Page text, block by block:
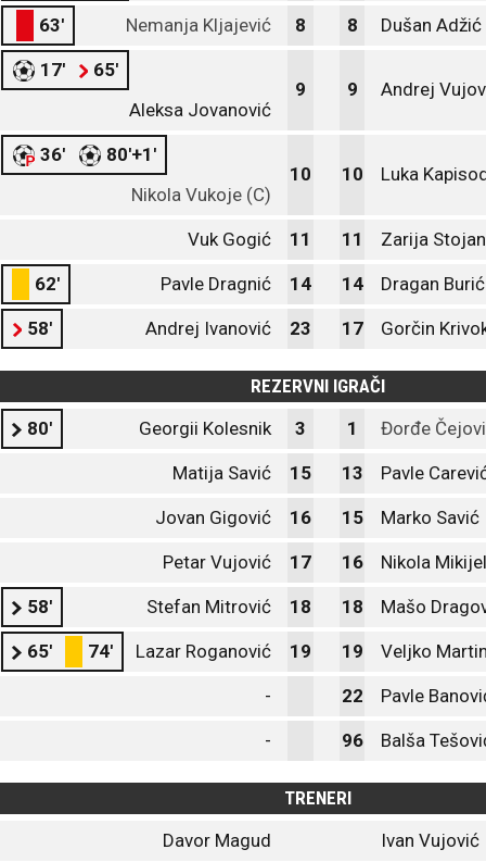
63' Nemanja Kljajević 8 8 Dušan Adžić
17'
65'
Aleksa Jovanović
9 9 Andrej
36'
80'+1'
Nikola Vukoje (C)
10 10 Luka
Vuk Gogić 11 11 Zarija
62' Pavle Dragnić 14 14 Dragan Burić
58' Andrej Ivanović 23 17 Gorčin
REZERVNI IGRAČI
80'
Georgii Kolesnik 3 1 Đorđe
Matija Savić 15 13 Pavle
Jovan Gigović 16 15 Marko Savić
Petar Vujović 17 16 Nikola
58' Stefan Mitrović 18 18 Mašo
65' 74' Lazar Roganović 19 19 Veljko
- 22 Pavle
- 96 Balša
TRENERI
Davor Magud
Ivan Vujović